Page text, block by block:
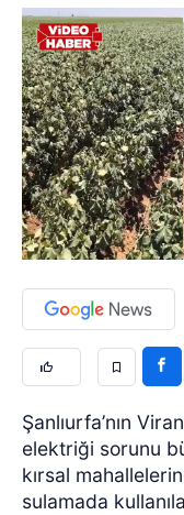
Şanlıurfa’nın
elektriği sorunu
kırsal
sulamada